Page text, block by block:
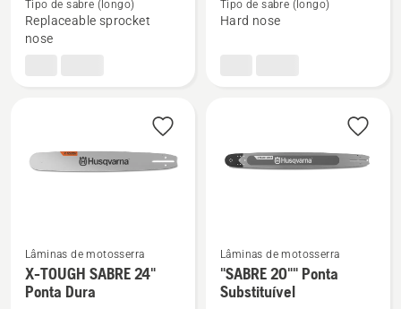
TOUGH
Tipo de sabre (longo)
Replaceable sprocket
nose
Tipo de sabre (longo)
Hard nose
See
more
Lâminas de motosserra
X-TOUGH SABRE 24"
Ponta Dura
See
more
Lâminas de motosserra
"SABRE 20"" Ponta
Substituível